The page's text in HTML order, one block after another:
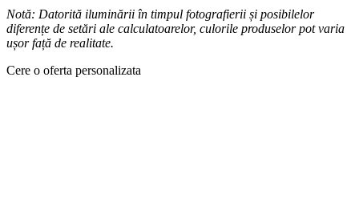
Notă: Datorită iluminării în timpul fotografierii și posibilelor
diferențe de setări ale calculatoarelor, culorile produselor pot varia
ușor față de realitate.
Cere o oferta personalizata